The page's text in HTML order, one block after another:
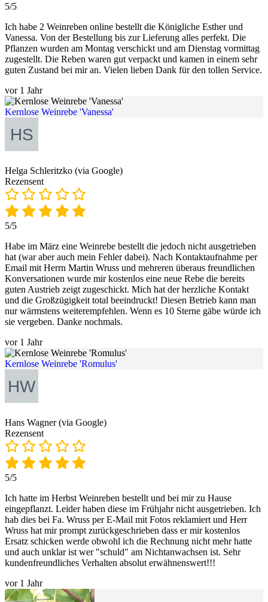
5/5
Ich habe 2 Weinreben online bestellt die Königliche Esther und
Vanessa. Von der Bestellung bis zur Lieferung alles perfekt. Die
Pflanzen wurden am Montag verschickt und am Dienstag vormittag
zugestellt. Die Reben waren gut verpackt und kamen in einem sehr
guten Zustand bei mir an. Vielen lieben Dank für den tollen Service.
vor 1 Jahr
Kernlose Weinrebe 'Vanessa'
Helga Schleritzko (via Google)
Rezensent
5/5
Habe im März eine Weinrebe bestellt die jedoch nicht ausgetrieben
hat (war aber auch mein Fehler dabei). Nach Kontaktaufnahme per
Email mit Herrn Martin Wruss und mehreren überaus freundlichen
Konversationen wurde mir kostenlos eine neue Rebe die bereits
guten Austrieb zeigt zugeschickt. Mich hat der herzliche Kontakt
und die Großzügigkeit total beeindruckt! Diesen Betrieb kann man
nur wärmstens weiterempfehlen. Wenn es 10 Sterne gäbe würde ich
sie vergeben. Danke nochmals.
vor 1 Jahr
Kernlose Weinrebe 'Romulus'
Hans Wagner (via Google)
Rezensent
5/5
Ich hatte im Herbst Weinreben bestellt und bei mir zu Hause
eingepflanzt. Leider haben diese im Frühjahr nicht ausgetrieben. Ich
hab dies bei Fa. Wruss per E-Mail mit Fotos reklamiert und Herr
Wruss hat mir prompt zurückgeschrieben dass er mir kostenlos
Ersatz schicken werde obwohl ich die Rechnung nicht mehr hatte
und auch unklar ist wer "schuld" am Nichtanwachsen ist. Sehr
kundenfreundliches Verhalten absolut erwähnenswert!!!
vor 1 Jahr